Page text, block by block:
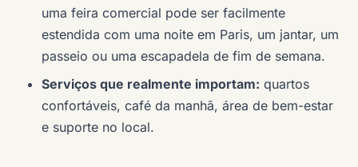
uma feira comercial pode ser facilmente
estendida com uma noite em Paris, um jantar, um
passeio ou uma escapadela de fim de semana.
Serviços que realmente importam: quartos
confortáveis, café da manhã, área de bem-estar
e suporte no local.